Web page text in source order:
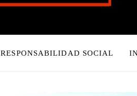
RESPONSABILIDAD SOCIAL